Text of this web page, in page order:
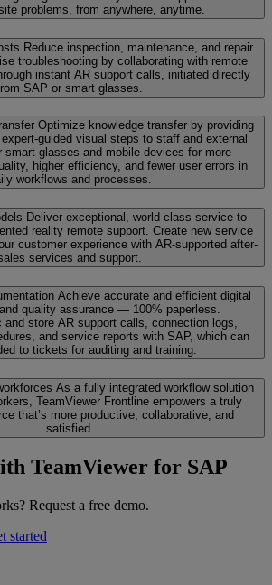
problems, from anywhere, anytime.
Reduce inspection, maintenance, and repair
troubleshooting by collaborating with remote
instant AR support calls, initiated directly
SAP or smart glasses.
Optimize knowledge transfer by providing
guided visual steps to staff and external
smart glasses and mobile devices for more
higher efficiency, and fewer user errors in
workflows and processes.
Deliver exceptional, world-class service to
reality remote support. Create new service
customer experience with AR-supported after-
services and support.
Achieve accurate and efficient digital
quality assurance — 100% paperless.
store AR support calls, connection logs,
and service reports with SAP, which can
to tickets for auditing and training.
As a fully integrated workflow solution
TeamViewer Frontline empowers a truly
that’s more productive, collaborative, and
satisfied.
TeamViewer for SAP
Request a free demo.
started